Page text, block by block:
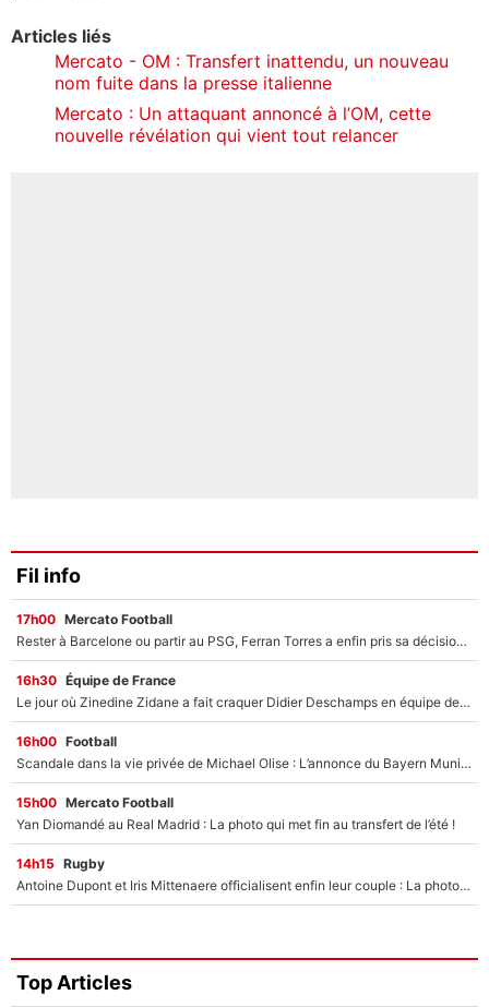
Articles liés
Mercato - OM : Transfert inattendu, un nouveau
nom fuite dans la presse italienne
Mercato : Un attaquant annoncé à l’OM, cette
nouvelle révélation qui vient tout relancer
Fil info
17h00 Mercato Football
Rester à Barcelone ou partir au PSG, Ferran Torres a enfin pris sa décision : La course contre la montre est lancée !
16h30 Équipe de France
Le jour où Zinedine Zidane a fait craquer Didier Deschamps en équipe de France : «Je m’en suis voulu», l’ancien sélectionneur a regretté son geste !
16h00 Football
Scandale dans la vie privée de Michael Olise : L’annonce du Bayern Munich sur son enfant caché
15h00 Mercato Football
Yan Diomandé au Real Madrid : La photo qui met fin au transfert de l’été !
14h15 Rugby
Antoine Dupont et Iris Mittenaere officialisent enfin leur couple : La photo qui enflamme les réseaux sociaux
Top Articles